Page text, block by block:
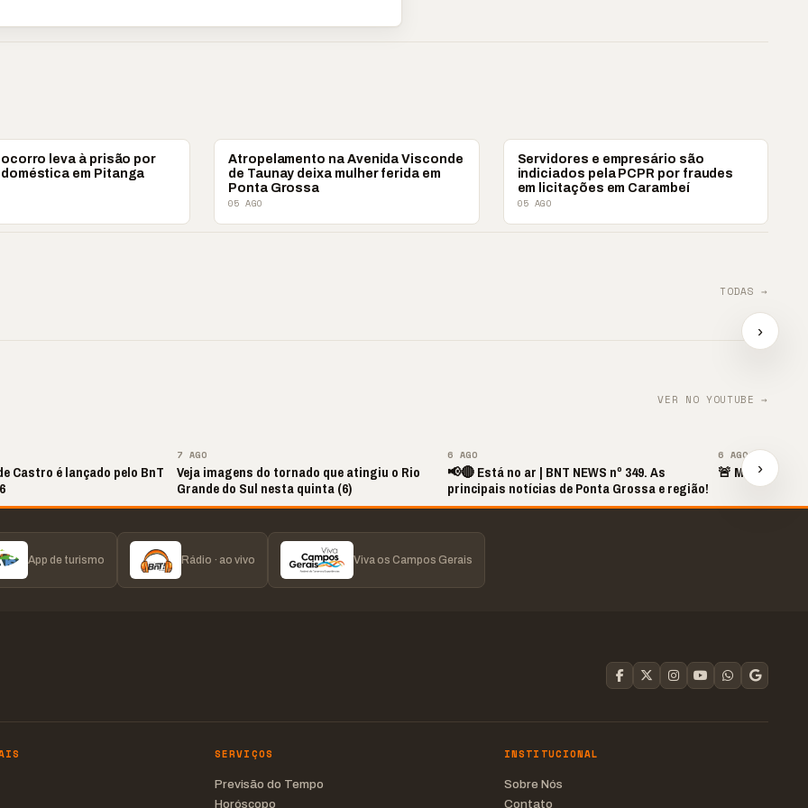
leva à prisão por
em Pitanga
POLICIAL
Atropelamento na Avenida Visconde
de Taunay deixa mulher ferida em
Ponta Grossa
05 AGO
POLICIAL
Servidores e empresário são
indiciados pela PCPR por fraudes
em licitações em Carambeí
05 AGO
TODAS →
e
›
VER NO YOUTUBE →
Castro é lançado pelo BnT
7 AGO
Veja imagens do tornado que atingiu o Rio
Grande do Sul nesta quinta (6)
6 AGO
📢🔴 Está no ar | BNT NEWS nº 349. As
principais notícias de Ponta Grossa e região!
6 AGO
🚨 MINUTO
›
App de turismo Rádio · ao vivo Viva os Campos Gerais
SERVIÇOS
Previsão do Tempo
Horóscopo
INSTITUCIONAL
Sobre Nós
Contato